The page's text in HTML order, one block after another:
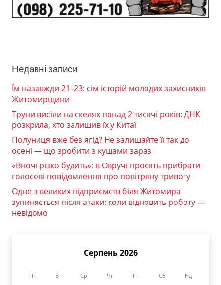
Недавні записи
Їм назавжди 21–23: сім історій молодих захисників
Житомирщини
Труни висіли на скелях понад 2 тисячі років: ДНК
розкрила, хто залишив їх у Китаї
Полуниця вже без ягід? Не залишайте її так до
осені — що зробити з кущами зараз
«Вночі різко будить»: в Овручі просять прибрати
голосові повідомлення про повітряну тривогу
Одне з великих підприємств біля Житомира
зупиняється після атаки: коли відновить роботу —
невідомо
Серпень 2026
Пн Вт Ср Чт Пт Сб Нд